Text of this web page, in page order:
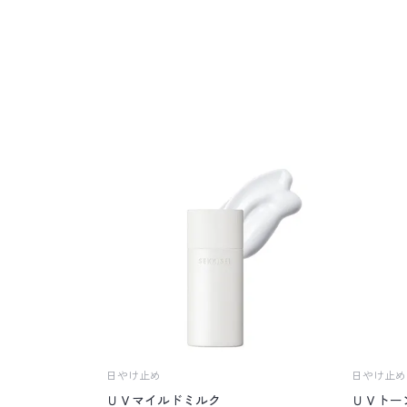
日やけ止め
ＵＶマイルドミルク
日やけ止め
ＵＶト